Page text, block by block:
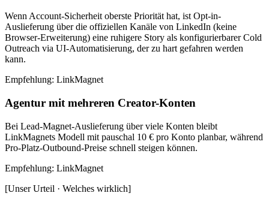
Wenn Account-Sicherheit oberste Priorität hat, ist Opt-in-
Auslieferung über die offiziellen Kanäle von LinkedIn (keine
Browser-Erweiterung) eine ruhigere Story als konfigurierbarer Cold
Outreach via UI-Automatisierung, der zu hart gefahren werden
kann.
Empfehlung: LinkMagnet
Agentur mit mehreren Creator-Konten
Bei Lead-Magnet-Auslieferung über viele Konten bleibt
LinkMagnets Modell mit pauschal 10 € pro Konto planbar, während
Pro-Platz-Outbound-Preise schnell steigen können.
Empfehlung: LinkMagnet
[Unser Urteil · Welches wirklich]